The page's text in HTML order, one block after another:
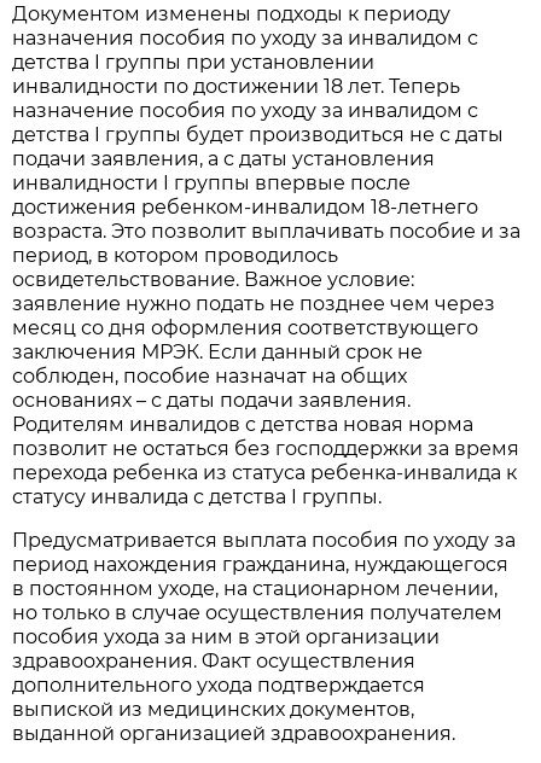
Документом изменены подходы к периоду
назначения пособия по уходу за инвалидом с
детства I группы при установлении
инвалидности по достижении 18 лет. Теперь
назначение пособия по уходу за инвалидом с
детства I группы будет производиться не с даты
подачи заявления, а с даты установления
инвалидности I группы впервые после
достижения ребенком-инвалидом 18-летнего
возраста. Это позволит выплачивать пособие и за
период, в котором проводилось
освидетельствование. Важное условие:
заявление нужно подать не позднее чем через
месяц со дня оформления соответствующего
заключения МРЭК. Если данный срок не
соблюден, пособие назначат на общих
основаниях – с даты подачи заявления.
Родителям инвалидов с детства новая норма
позволит не остаться без господдержки за время
перехода ребенка из статуса ребенка-инвалида к
статусу инвалида с детства I группы.
Предусматривается выплата пособия по уходу за
период нахождения гражданина, нуждающегося
в постоянном уходе, на стационарном лечении,
но только в случае осуществления получателем
пособия ухода за ним в этой организации
здравоохранения. Факт осуществления
дополнительного ухода подтверждается
выпиской из медицинских документов,
выданной организацией здравоохранения.